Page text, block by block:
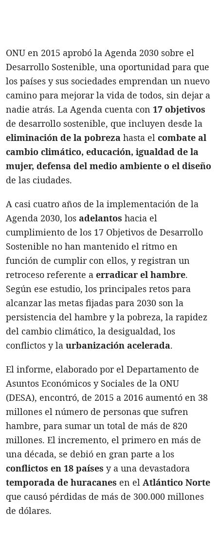
ONU en 2015 aprobó la Agenda 2030 sobre el
Desarrollo Sostenible, una oportunidad para que
los países y sus sociedades emprendan un nuevo
camino para mejorar la vida de todos, sin dejar a
nadie atrás. La Agenda cuenta con 17 objetivos
de desarrollo sostenible, que incluyen desde la
eliminación de la pobreza hasta el combate al
cambio climático, educación, igualdad de la
mujer, defensa del medio ambiente o el diseño
de las ciudades.
A casi cuatro años de la implementación de la
Agenda 2030, los adelantos hacia el
cumplimiento de los 17 Objetivos de Desarrollo
Sostenible no han mantenido el ritmo en
función de cumplir con ellos, y registran un
retroceso referente a erradicar el hambre.
Según ese estudio, los principales retos para
alcanzar las metas fijadas para 2030 son la
persistencia del hambre y la pobreza, la rapidez
del cambio climático, la desigualdad, los
conflictos y la urbanización acelerada.
El informe, elaborado por el Departamento de
Asuntos Económicos y Sociales de la ONU
(DESA), encontró, de 2015 a 2016 aumentó en 38
millones el número de personas que sufren
hambre, para sumar un total de más de 820
millones. El incremento, el primero en más de
una década, se debió en gran parte a los
conflictos en 18 países y a una devastadora
temporada de huracanes en el Atlántico Norte
que causó pérdidas de más de 300.000 millones
de dólares.